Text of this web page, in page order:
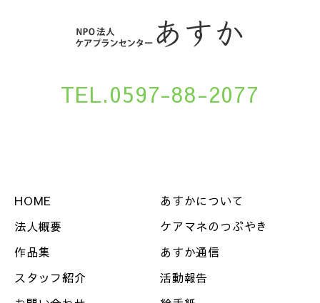
TEL.0597-88-2077
HOME
あすかについて
法人概要
ケアマネのつぶやき
作品集
あすか通信
スタッフ紹介
活動報告